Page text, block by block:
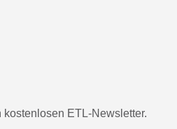
ETL-Newsletter.